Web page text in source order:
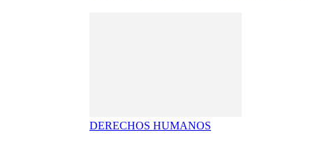
DERECHOS HUMANOS